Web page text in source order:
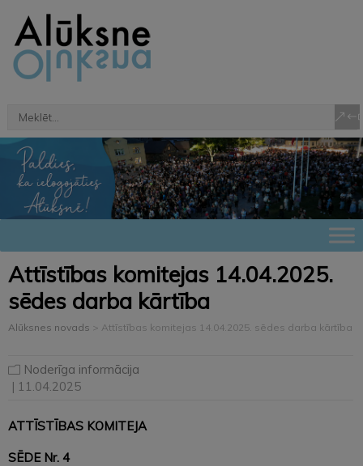
Attīstības komitejas 14.04.2025.
sēdes darba kārtība
Alūksnes novads > Attīstības komitejas 14.04.2025. sēdes darba kārtība
Noderīga informācija
| 11.04.2025
ATTĪSTĪBAS KOMITEJA
SĒDE Nr. 4